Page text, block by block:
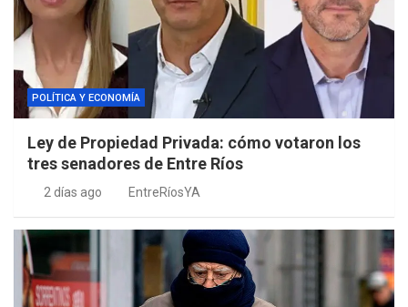
POLÍTICA Y ECONOMÍA
Ley de Propiedad Privada: cómo votaron los
tres senadores de Entre Ríos
2 días ago EntreRíosYA